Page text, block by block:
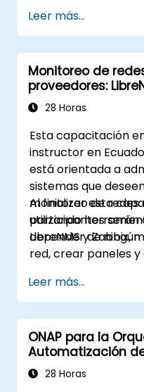
Microsoft Teams,
extremo a extremo,
datos y la
confianza.
Leer más...
Monitoreo de
proveedores:
28 Horas
Esta capacitación
instructor en
está orientada a
sistemas que
monitoreo de redes
utilizando
depender de
Al finalizar esta
participantes
LibreNMS y Zabbix,
red, crear paneles
externos.
Leer más...
ONAP para la
Automatización
28 Horas